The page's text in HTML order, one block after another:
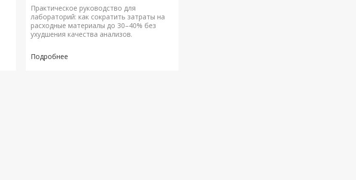
Практическое руководство для
лабораторий: как сократить затраты на
расходные материалы до 30–40% без
ухудшения качества анализов.